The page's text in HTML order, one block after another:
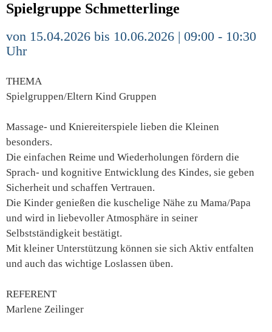
Spielgruppe Schmetterlinge
von 15.04.2026 bis 10.06.2026 | 09:00 - 10:30
Uhr
THEMA
Spielgruppen/Eltern Kind Gruppen
Massage- und Kniereiterspiele lieben die Kleinen
besonders.
Die einfachen Reime und Wiederholungen fördern die
Sprach- und kognitive Entwicklung des Kindes, sie geben
Sicherheit und schaffen Vertrauen.
Die Kinder genießen die kuschelige Nähe zu Mama/Papa
und wird in liebevoller Atmosphäre in seiner
Selbstständigkeit bestätigt.
Mit kleiner Unterstützung können sie sich Aktiv entfalten
und auch das wichtige Loslassen üben.
REFERENT
Marlene Zeilinger